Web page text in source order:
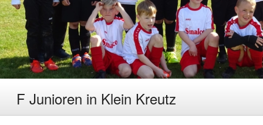
F Junioren in Klein Kreutz